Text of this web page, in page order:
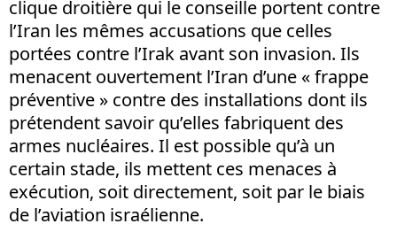
clique droitière qui le conseille portent contre
l’Iran les mêmes accusations que celles
portées contre l’Irak avant son invasion. Ils
menacent ouvertement l’Iran d’une « frappe
préventive » contre des installations dont ils
prétendent savoir qu’elles fabriquent des
armes nucléaires. Il est possible qu’à un
certain stade, ils mettent ces menaces à
exécution, soit directement, soit par le biais
de l’aviation israélienne.